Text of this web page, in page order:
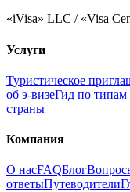
«iVisa» LLC / «Visa
Услуги
Туристическое
об э-визеГид по типам
страны
Компания
О насFAQБлог
ответыПутеводители